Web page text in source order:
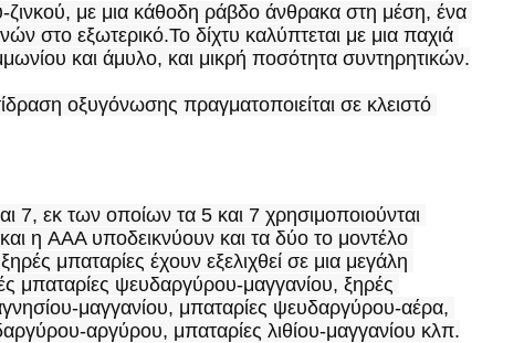
ζινκού, με μια κάθοδη ράβδο άνθρακα στη μέση, ένα
στο εξωτερικό.Το δίχτυ καλύπτεται με μια παχιά
και άμυλο, και μικρή ποσότητα συντηρητικών.
οξυγόνωσης πραγματοποιείται σε κλειστό
7, εκ των οποίων τα 5 και 7 χρησιμοποιούνται
η AAA υποδεικνύουν και τα δύο το μοντέλο
μπαταρίες έχουν εξελιχθεί σε μια μεγάλη
μπαταρίες ψευδαργύρου-μαγγανίου, ξηρές
μαγγανίου, μπαταρίες ψευδαργύρου-αέρα,
αργύρου, μπαταρίες λιθίου-μαγγανίου κλπ.